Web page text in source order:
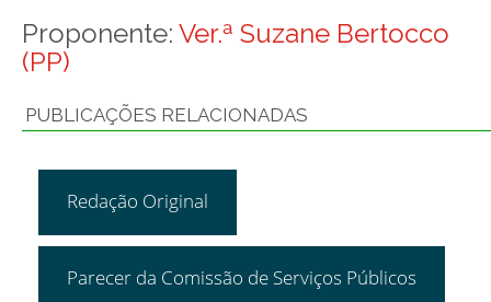
Proponente: Ver.ª Suzane Bertocco
(PP)
PUBLICAÇÕES RELACIONADAS
Redação Original
Parecer da Comissão de Serviços Públicos